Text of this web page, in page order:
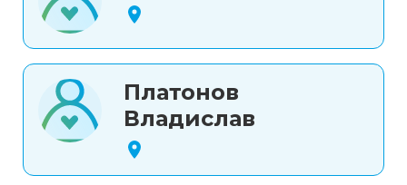
Платонов
Владислав